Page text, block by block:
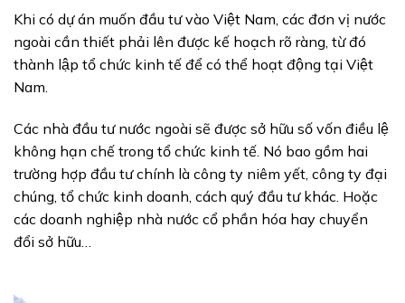
Khi có dự án muốn đầu tư vào Việt Nam, các đơn vị nước
ngoài cần thiết phải lên được kế hoạch rõ ràng, từ đó
thành lập tổ chức kinh tế để có thể hoạt động tại Việt
Nam.
Các nhà đầu tư nước ngoài sẽ được sở hữu số vốn điều lệ
không hạn chế trong tổ chức kinh tế. Nó bao gồm hai
trường hợp đầu tư chính là công ty niêm yết, công ty đại
chúng, tổ chức kinh doanh, cách quý đầu tư khác. Hoặc
các doanh nghiệp nhà nước cổ phần hóa hay chuyển
đổi sở hữu…